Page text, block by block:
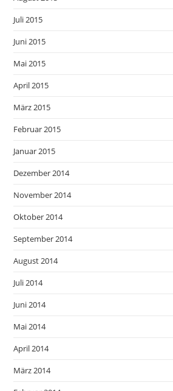
Juli 2015
Juni 2015
Mai 2015
April 2015
März 2015
Februar 2015
Januar 2015
Dezember 2014
November 2014
Oktober 2014
September 2014
August 2014
Juli 2014
Juni 2014
Mai 2014
April 2014
März 2014